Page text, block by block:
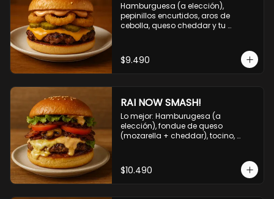
Hamburguesa (a elección),
pepinillos encurtidos, aros de
cebolla, queso cheddar y tu
$9.490
RAI NOW SMASH!
Lo mejor: Hamburugesa (a
elección), fondue de queso
(mozarella + cheddar), tocino,
NOW!
$10.490